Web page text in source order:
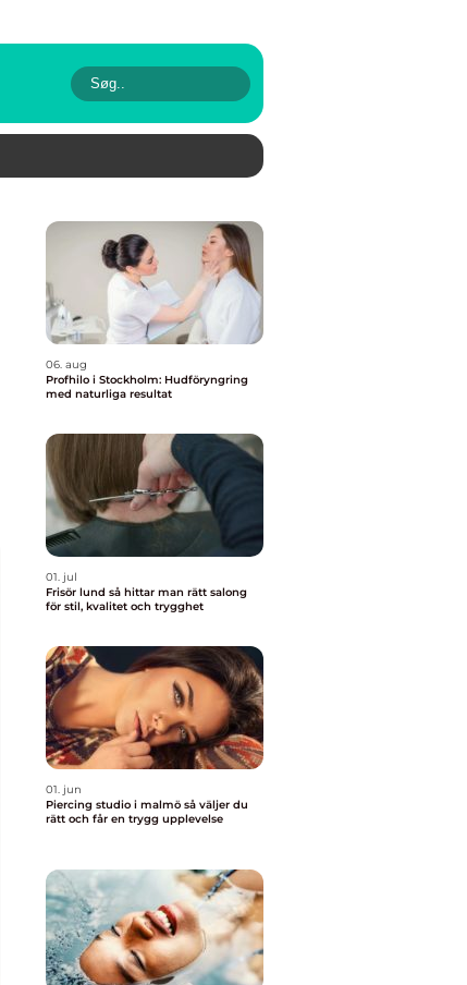
06. aug
Profhilo i Stockholm: Hudföryngring
med naturliga resultat
01. jul
Frisör lund så hittar man rätt salong
för stil, kvalitet och trygghet
01. jun
Piercing studio i malmö så väljer du
rätt och får en trygg upplevelse